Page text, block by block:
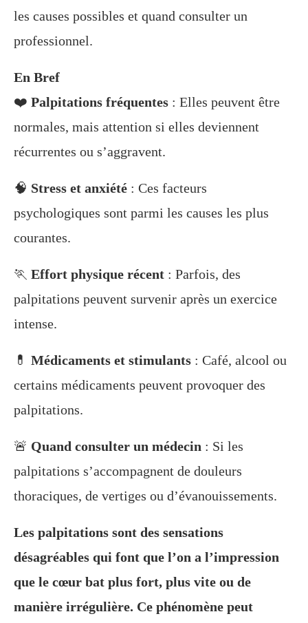
les causes possibles et quand consulter un
professionnel.
En Bref
❤️ Palpitations fréquentes : Elles peuvent être
normales, mais attention si elles deviennent
récurrentes ou s’aggravent.
🧠 Stress et anxiété : Ces facteurs
psychologiques sont parmi les causes les plus
courantes.
🏃 Effort physique récent : Parfois, des
palpitations peuvent survenir après un exercice
intense.
💊 Médicaments et stimulants : Café, alcool ou
certains médicaments peuvent provoquer des
palpitations.
🚨 Quand consulter un médecin : Si les
palpitations s’accompagnent de douleurs
thoraciques, de vertiges ou d’évanouissements.
Les palpitations sont des sensations
désagréables qui font que l’on a l’impression
que le cœur bat plus fort, plus vite ou de
manière irrégulière. Ce phénomène peut